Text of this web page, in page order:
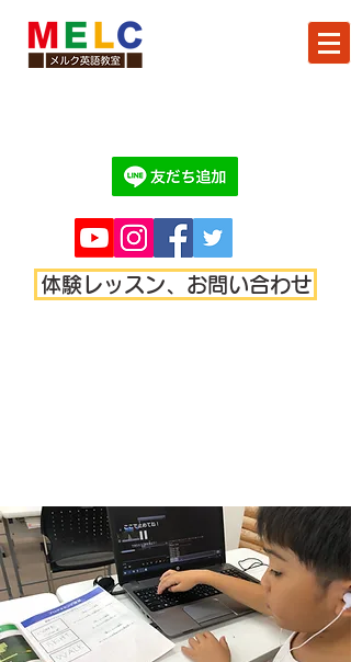
体験レッスン、お問い合わせ